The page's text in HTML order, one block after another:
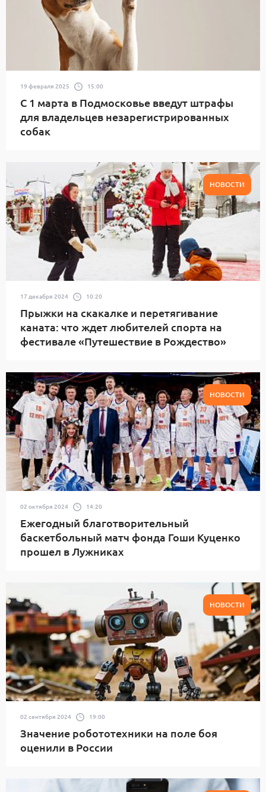
19 февраля 2025 15:00
С 1 марта в Подмосковье введут штрафы
для владельцев незарегистрированных
собак
НОВОСТИ
17 декабря 2024 10:20
Прыжки на скакалке и перетягивание
каната: что ждет любителей спорта на
фестивале «Путешествие в Рождество»
НОВОСТИ
02 октября 2024 14:20
Ежегодный благотворительный
баскетбольный матч фонда Гоши Куценко
прошел в Лужниках
НОВОСТИ
02 сентября 2024 19:00
Значение робототехники на поле боя
оценили в России